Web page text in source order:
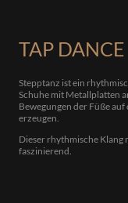
TAP DANCE
Stepptanz ist ein
Schuhe mit Metallplatten
Bewegungen der Füße
erzeugen.
Dieser rhythmische Klang
faszinierend.